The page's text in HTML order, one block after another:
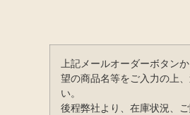
上記メールオーダーボタン
望の商品名等をご入力の上
い。
後程弊社より、在庫状況、